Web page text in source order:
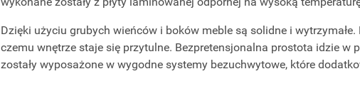
Dzięki użyciu grubych wieńców i boków meble są solidne i wytrzymałe.
czemu wnętrze staje się przytulne. Bezpretensjonalna prostota idzie w
zostały wyposażone w wygodne systemy bezuchwytowe, które